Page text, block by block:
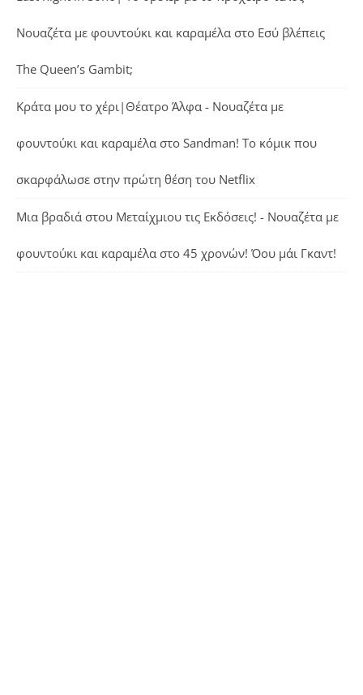
Νουαζέτα με φουντούκι και καραμέλα στο Εσύ βλέπεις
The Queen’s Gambit;
Κράτα μου το χέρι|Θέατρο Άλφα - Νουαζέτα με
φουντούκι και καραμέλα στο Sandman! Το κόμικ που
σκαρφάλωσε στην πρώτη θέση του Netflix
Μια βραδιά στου Μεταίχμιου τις Εκδόσεις! - Νουαζέτα με
φουντούκι και καραμέλα στο 45 χρονών! Όου μάι Γκαντ!